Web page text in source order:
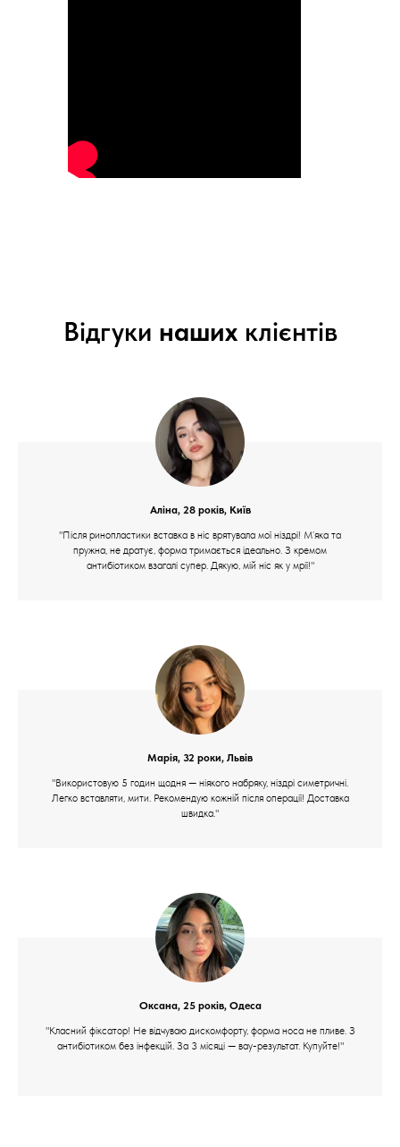
Відгуки нашихклієнтів
Аліна, 28 років, Київ
"Після ринопластики вставка в ніс врятувала мої ніздрі! М’яка та
пружна, не дратує, форма тримається ідеально. З кремом
антибіотиком взагалі супер. Дякую, мій ніс як у мрії!"
Марія, 32 роки, Львів
"Використовую 5 годин щодня — ніякого набряку, ніздрі симетричні.
Легко вставляти, мити. Рекомендую кожній після операції! Доставка
швидка."
Оксана, 25 років, Одеса
"Класний фіксатор! Не відчуваю дискомфорту, форма носа не пливе. З
антибіотиком без інфекцій. За 3 місяці — вау-результат. Купуйте!"